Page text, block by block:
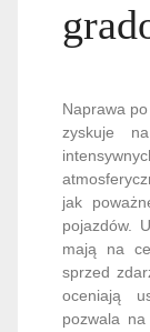
Naprawa
zyskuje
jak
pojazdów.
mają na
sprzed
oceniają
pozwala